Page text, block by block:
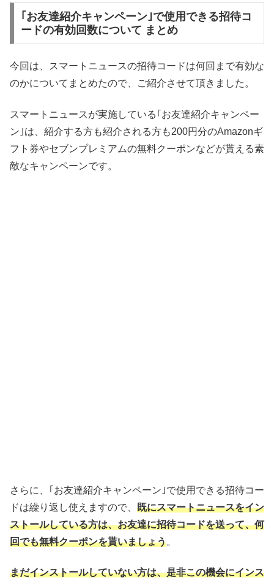
｢お友達紹介キャンペーン｣で使用できる招待コ
ードの有効回数について まとめ
今回は、スマートニュースの招待コードは何回まで有効な
のかについてまとめたので、ご紹介させて頂きました。
スマートニュースが実施している｢お友達紹介キャンペー
ン｣は、紹介する方も紹介される方も200円分のAmazonギ
フト券やセブンプレミアムの無料クーポンなどが貰える素
敵なキャンペーンです。
さらに、｢お友達紹介キャンペーン｣で使用できる招待コー
ドは繰り返し使えますので、 既にスマートニュースをイン
ストールしている方は、お友達に招待コードを送って、何
回でも無料クーポンを貰いましょう。
まだインストールしていない方は、是非この機会にインス